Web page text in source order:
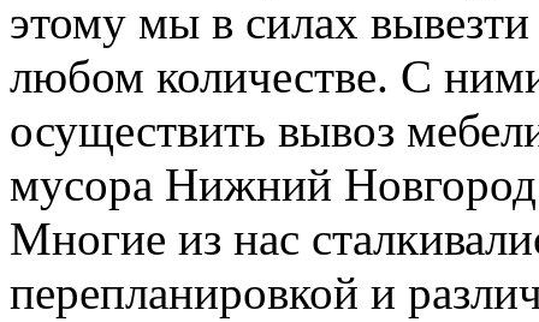
этому мы в силах
любом количестве. С
осуществить вывоз
мусора Нижний
Многие из нас
перепланировкой и